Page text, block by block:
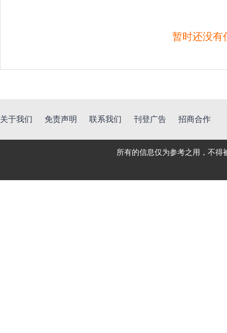
暂时还没有
关于我们 免责声明 联系我们 刊登广告 招商合作
所有的信息仅为参考之用，不